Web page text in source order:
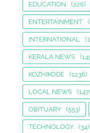
EDUCATION (226)
ENTERTAINMENT
INTERNATIONAL
KERALA NEWS
KOZHIKODE (1236)
LOCAL NEWS
OBITUARY (553)
TECHNOLOGY (34)